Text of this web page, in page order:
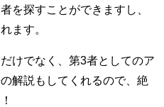
を探すことができますし、
ます。
けでなく、第3者としてのア
解説もしてくれるので、絶